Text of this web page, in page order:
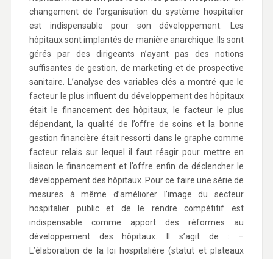
changement de l’organisation du système hospitalier
est indispensable pour son développement. Les
hôpitaux sont implantés de manière anarchique. Ils sont
gérés par des dirigeants n’ayant pas des notions
suffisantes de gestion, de marketing et de prospective
sanitaire. L’analyse des variables clés a montré que le
facteur le plus influent du développement des hôpitaux
était le financement des hôpitaux, le facteur le plus
dépendant, la qualité de l’offre de soins et la bonne
gestion financière était ressorti dans le graphe comme
facteur relais sur lequel il faut réagir pour mettre en
liaison le financement et l’offre enfin de déclencher le
développement des hôpitaux. Pour ce faire une série de
mesures à même d’améliorer l’image du secteur
hospitalier public et de le rendre compétitif est
indispensable comme apport des réformes au
développement des hôpitaux. Il s’agit de : –
L’élaboration de la loi hospitalière (statut et plateaux